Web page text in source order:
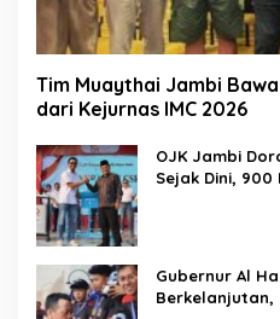
Tim Muaythai Jambi
dari Kejurnas IMC 2026
OJK Jambi
Sejak Dini,
Gubernur Al
Berkelanjutan,